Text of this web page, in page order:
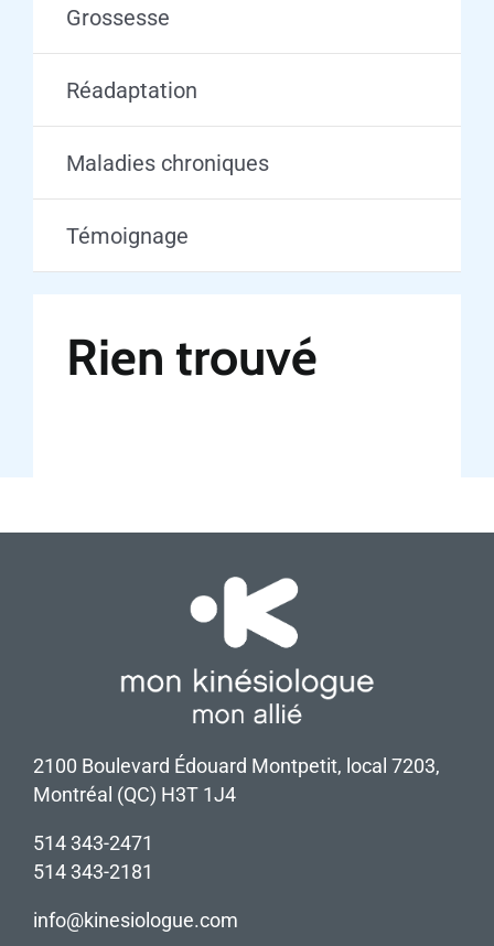
Grossesse
Réadaptation
Maladies chroniques
Témoignage
Rien trouvé
2100 Boulevard Édouard Montpetit, local 7203,
Montréal (QC) H3T 1J4
514 343-2471
514 343-2181
info@kinesiologue.com